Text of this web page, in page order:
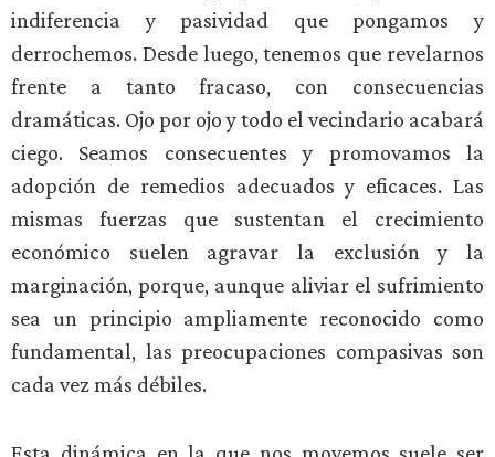
indiferencia y pasividad que pongamos y
derrochemos. Desde luego, tenemos que revelarnos
frente a tanto fracaso, con consecuencias
dramáticas. Ojo por ojo y todo el vecindario acabará
ciego. Seamos consecuentes y promovamos la
adopción de remedios adecuados y eficaces. Las
mismas fuerzas que sustentan el crecimiento
económico suelen agravar la exclusión y la
marginación, porque, aunque aliviar el sufrimiento
sea un principio ampliamente reconocido como
fundamental, las preocupaciones compasivas son
cada vez más débiles.